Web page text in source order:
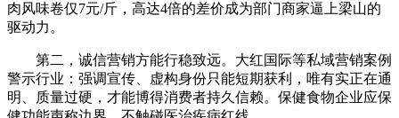
肉风味卷仅7元/斤，高达4倍的差价成为部门商家逼上梁山的
驱动力。
第二，诚信营销方能行稳致远。大红国际等私域营销案例
警示行业：强调宣传、虚构身份只能短期获利，唯有实正在通
明、质量过硬，才能博得消费者持久信赖。保健食物企业应保